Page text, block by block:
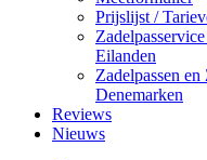
Prijslijst /
Eilanden
Zadelpassen
Denemarken
Reviews
Nieuws